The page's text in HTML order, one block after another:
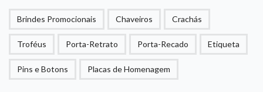
Brindes Promocionais Chaveiros Crachás
Troféus Porta-Retrato Porta-Recado Etiqueta
Pins e Botons Placas de Homenagem